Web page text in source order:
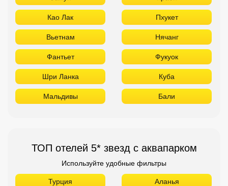
Као Лак Пхукет
Вьетнам Нячанг
Фантьет Фукуок
Шри Ланка Куба
Мальдивы Бали
ТОП отелей 5* звезд с аквапарком
Используйте удобные фильтры
Турция Аланья